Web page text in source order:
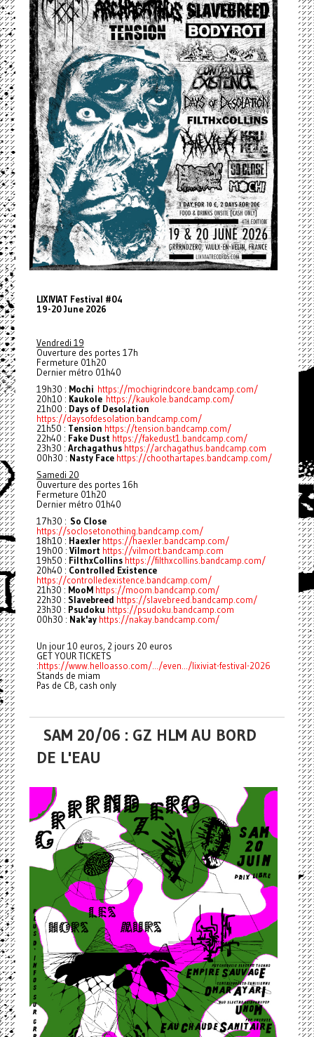
LIXIVIAT Festival #04
19-20 June 2026
Vendredi 19
Ouverture des portes 17h
Fermeture 01h20
Dernier métro 01h40
19h30 : Mochi https://mochigrindcore.bandcamp.com/
20h10 : Kaukole https://kaukole.bandcamp.com/
21h00 : Days of Desolation
https://daysofdesolation.bandcamp.com/
21h50 : Tension https://tension.bandcamp.com/
22h40 : Fake Dust https://fakedust1.bandcamp.com/
23h30 : Archagathus https://archagathus.bandcamp.com
00h30 : Nasty Face https://choothartapes.bandcamp.com/
Samedi 20
Ouverture des portes 16h
Fermeture 01h20
Dernier métro 01h40
17h30 : So Close
https://soclosetonothing.bandcamp.com/
18h10 : Haexler https://haexler.bandcamp.com/
19h00 : Vilmort https://vilmort.bandcamp.com
19h50 : FilthxCollins https://filthxcollins.bandcamp.com/
20h40 : Controlled Existence
https://controlledexistence.bandcamp.com/
21h30 : MooM https://moom.bandcamp.com/
22h30 : Slavebreed https://slavebreed.bandcamp.com/
23h30 : Psudoku https://psudoku.bandcamp.com
00h30 : Nak'ay https://nakay.bandcamp.com/
Un jour 10 euros, 2 jours 20 euros
GET YOUR TICKETS
:https://www.helloasso.com/.../even.../lixiviat-festival-2026
Stands de miam
Pas de CB, cash only
SAM 20/06 : GZ HLM AU BORD
DE L'EAU